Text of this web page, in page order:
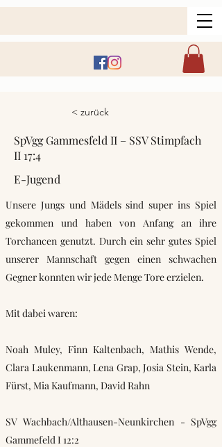
< zurück
SpVgg Gammesfeld II – SSV Stimpfach
II 17:4
E-Jugend
Unsere Jungs und Mädels sind super ins Spiel
gekommen und haben von Anfang an ihre
Torchancen genutzt. Durch ein sehr gutes Spiel
unserer Mannschaft gegen einen schwachen
Gegner konnten wir jede Menge Tore erzielen.
Mit dabei waren:
Noah Muley, Finn Kaltenbach, Mathis Wende,
Clara Laukenmann, Lena Grap, Josia Stein, Karla
Fürst, Mia Kaufmann, David Rahn
SV Wachbach/Althausen-Neunkirchen - SpVgg
Gammefeld I 12:2